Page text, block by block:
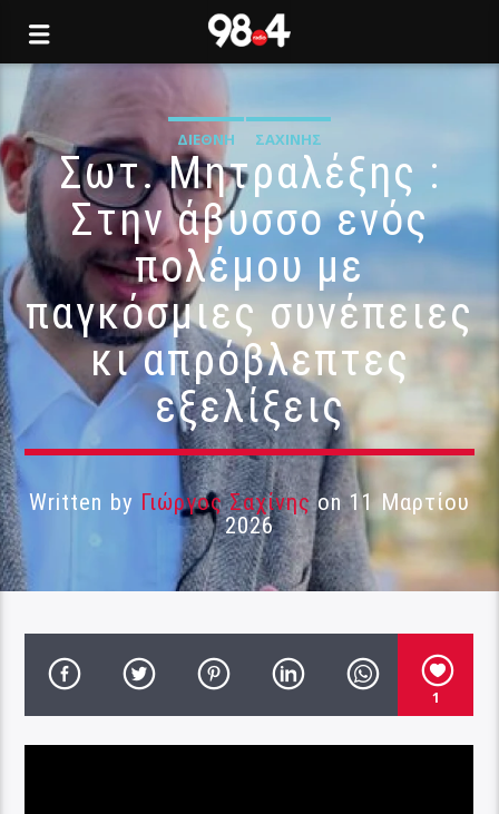
ΔΙΕΘΝΉ ΣΑΧΊΝΗΣ
Σωτ. Μητραλέξης :
Στην άβυσσο ενός
πολέμου με
παγκόσμιες συνέπειες
κι απρόβλεπτες
εξελίξεις
Written by Γιώργος Σαχίνηςon 11 Μαρτίου
2026
1